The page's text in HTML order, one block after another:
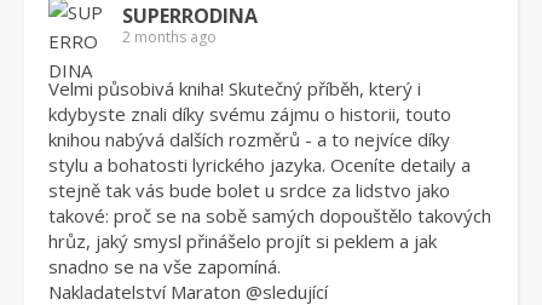
SUPERRODINA
2 months ago
Velmi působivá kniha! Skutečný příběh, který i
kdybyste znali díky svému zájmu o historii, touto
knihou nabývá dalších rozměrů - a to nejvíce díky
stylu a bohatosti lyrického jazyka. Oceníte detaily a
stejně tak vás bude bolet u srdce za lidstvo jako
takové: proč se na sobě samých dopouštělo takových
hrůz, jaký smysl přinášelo projít si peklem a jak
snadno se na vše zapomíná.
Nakladatelství Maraton @sledující